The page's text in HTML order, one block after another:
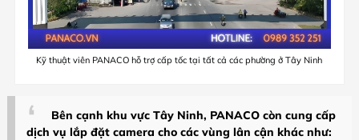
Kỹ thuật viên PANACO hỗ trợ cấp tốc tại tất cả các phường ở Tây Ninh
Bên cạnh khu vực Tây Ninh, PANACO còn cung cấp
dịch vụ lắp đặt camera cho các vùng lân cận khác như: